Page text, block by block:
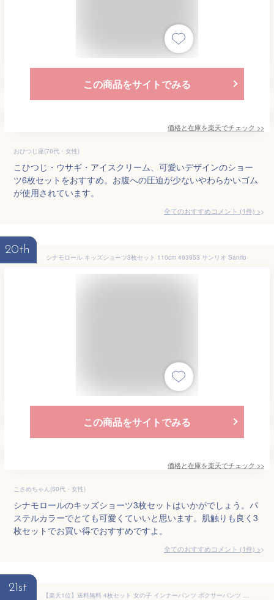
この商品をサイトでみる
価格と在庫を楽天でチェック >>
おひつじ座(70代・女性)
こひつじ・ウサギ・アイスクリーム、可愛いデザインのショー
ツ6枚セットをおすすめ。お腹への圧迫が少ないやわらかいゴム
が使用されています。
全てのおすすめコメント (1件) >
20th
シナモロール キッズショーツ3枚セット 110cm 493953 サンリオ Sanrio
この商品をサイトでみる
価格と在庫を楽天でチェック >>
こさめちゃん(50代・女性)
シナモロールのキッズショーツ3枚セットはいかがでしょう。パ
ステルカラーでとても可愛くていいと思います。肌触りも良く3
枚セットでお買い得でおすすめですよ。
全てのおすすめコメント (1件) >
21st
【楽天1位】送料無料 4枚セット 女の子 インナーパンツ ボクサーパンツ 綿95% 女児ショーツ インナー 子供 パンツ 下着 女の子 キッズ 下着 ガールズ ジュニア アンダーウェア 通園 園児 保育園 女の子 かわいい おしゃれ コットン